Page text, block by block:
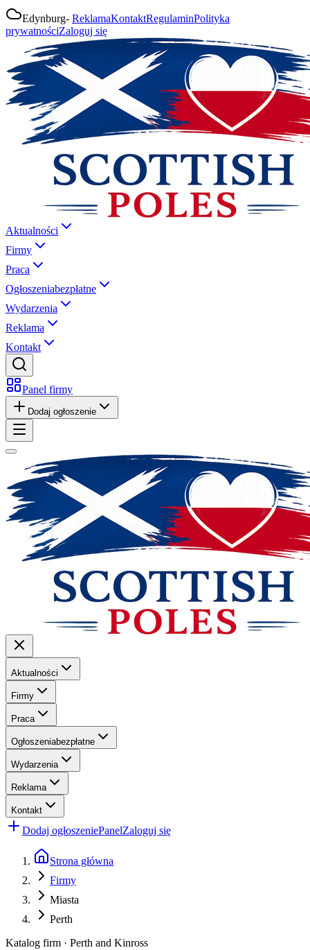
Edynburg- ReklamaKontaktRegulaminPolityka
prywatnościZaloguj się
Aktualności
Firmy
Praca
Ogłoszeniabezpłatne
Wydarzenia
Reklama
Kontakt
Panel firmy
Dodaj ogłoszenie
Aktualności
Firmy
Praca
Ogłoszeniabezpłatne
Wydarzenia
Reklama
Kontakt
Dodaj ogłoszeniePanelZaloguj się
Strona główna
Firmy
Miasta
Perth
Katalog firm · Perth and Kinross